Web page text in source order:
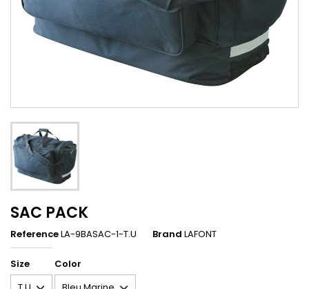
SAC PACK
ReferenceLA-9BASAC-1-T.U Brand LAFONT
Size Color